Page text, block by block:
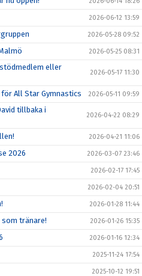
2026-06-12 13:59
2026-05-28 09:52
2026-05-25 08:31
eller
2026-05-17 11:30
All Star Gymnastics 2026-05-11 09:59
tillbaka i
2026-04-22 08:29
2026-04-21 11:06
2026 2026-03-07 23:46
2026-02-17 17:45
2026-02-04 20:51
2026-01-28 11:44
tränare! 2026-01-26 15:35
2026-01-16 12:34
2025-11-24 17:54
2025-10-12 19:51